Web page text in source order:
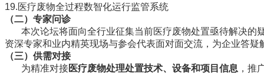
19.医疗废物全过程数智化运行监管系统
（二）专家问诊
本次论坛将面向全行业征集当前医疗废物处置亟待解决的
资深专家和业内精英现场与参会代表面对面交流，为企业答疑
（三）供需对接
为精准对接医疗废物处理处置技术、设备和项目信息 ，推